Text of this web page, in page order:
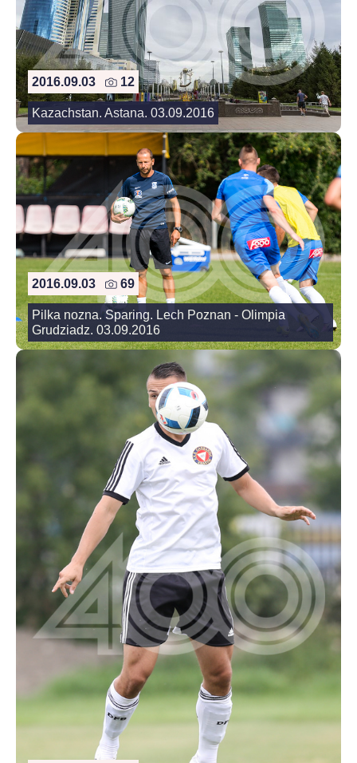
2016.09.03 12
Kazachstan. Astana. 03.09.2016
2016.09.03 69
Pilka nozna. Sparing. Lech Poznan - Olimpia
Grudziadz. 03.09.2016